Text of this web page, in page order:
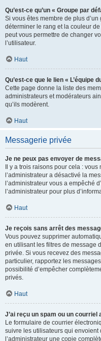
Qu’est-ce qu’un « Groupe par
Si vous êtes membre de plus
déterminer le rang et la couleur
peut vous permettre de changer
l’utilisateur.
Haut
Qu’est-ce que le lien « L’équipe
Cette page donne la liste des
administrateurs et modérateurs
qu’ils modèrent.
Haut
Messagerie privée
Je ne peux pas envoyer de
Il y a trois raisons pour cela :
l’administrateur a désactivé la
l’administrateur vous a empêché
l’administrateur pour plus
Haut
Je reçois sans arrêt des
Vous pouvez supprimer
en utilisant les filtres de message
privée. Si vous recevez des
particulier, rapportez les
possibilité d’empêcher
privés.
Haut
J’ai reçu un spam ou un courriel
Le formulaire de courrier
suivre les utilisateurs qui envoient
l’administrateur une copie